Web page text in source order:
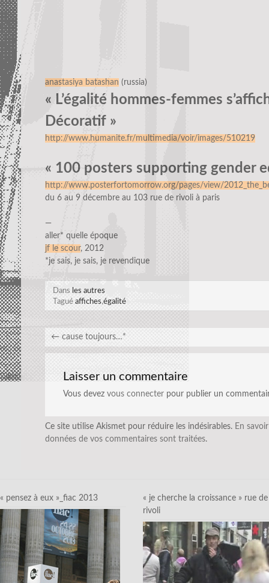
anastasiya batashan (russia)
« L’égalité hommes-femmes
Décoratif »
http://www.humanite.fr/multimedia/voir/images/510219
« 100 posters supporting gender
http://www.posterfortomorrow.org/pages/view/
du 6 au 9 décembre au 103 rue de rivoli à paris
—
aller* quelle époque
jf le scour, 2012
*je sais, je sais, je revendique
Dans les autres
Tagué affiches,égalité
← cause toujours…*
Laisser un commentaire
Vous devez vous connecter pour publier un
Ce site utilise Akismet pour réduire les indésirables. En
données de vos commentaires sont traitées.
« pensez à eux »_fiac 2013
« je cherche la croissance » rue de
rivoli